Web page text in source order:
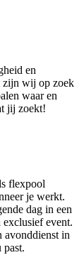
en
zijn wij op zoek
waar en
jij zoekt!
flexpool
je werkt.
dag in een
event.
avonddienst in